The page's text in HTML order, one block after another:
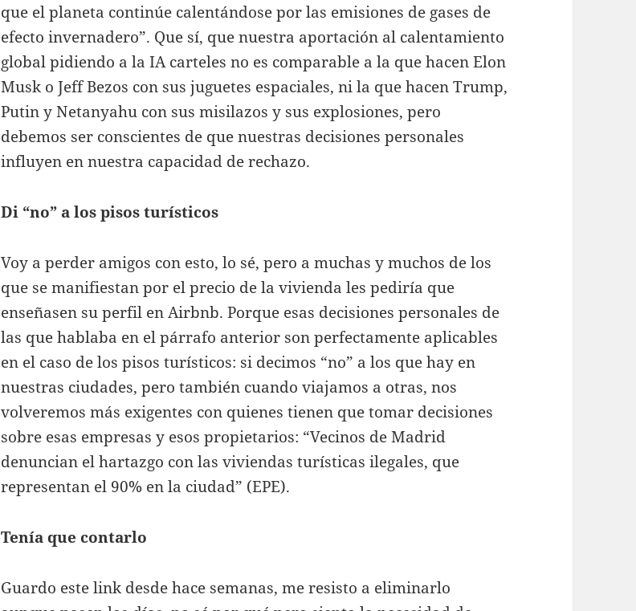
que el planeta continúe calentándose por las emisiones de gases de
efecto invernadero”. Que sí, que nuestra aportación al calentamiento
global pidiendo a la IA carteles no es comparable a la que hacen Elon
Musk o Jeff Bezos con sus juguetes espaciales, ni la que hacen Trump,
Putin y Netanyahu con sus misilazos y sus explosiones, pero
debemos ser conscientes de que nuestras decisiones personales
influyen en nuestra capacidad de rechazo.
Di “no” a los pisos turísticos
Voy a perder amigos con esto, lo sé, pero a muchas y muchos de los
que se manifiestan por el precio de la vivienda les pediría que
enseñasen su perfil en Airbnb. Porque esas decisiones personales de
las que hablaba en el párrafo anterior son perfectamente aplicables
en el caso de los pisos turísticos: si decimos “no” a los que hay en
nuestras ciudades, pero también cuando viajamos a otras, nos
volveremos más exigentes con quienes tienen que tomar decisiones
sobre esas empresas y esos propietarios: “Vecinos de Madrid
denuncian el hartazgo con las viviendas turísticas ilegales, que
representan el 90% en la ciudad” (EPE).
Tenía que contarlo
Guardo este link desde hace semanas, me resisto a eliminarlo